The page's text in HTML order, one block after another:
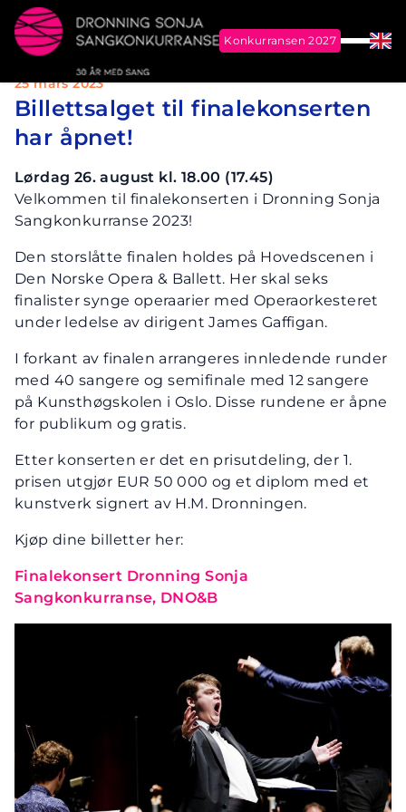
Dronning Sonja Sangkonkurranse
Konkurransen 2027
Meny
25 mars 2023
Billettsalget til finalekonserten
har åpnet!
Lørdag 26. august kl. 18.00 (17.45)
Velkommen til finalekonserten i Dronning Sonja
Sangkonkurranse 2023!
Den storslåtte finalen holdes på Hovedscenen i
Den Norske Opera & Ballett. Her skal seks
finalister synge operaarier med Operaorkesteret
under ledelse av dirigent James Gaffigan.
I forkant av finalen arrangeres innledende runder
med 40 sangere og semifinale med 12 sangere
på Kunsthøgskolen i Oslo. Disse rundene er åpne
for publikum og gratis.
Etter konserten er det en prisutdeling, der 1.
prisen utgjør EUR 50 000 og et diplom med et
kunstverk signert av H.M. Dronningen.
Kjøp dine billetter her:
Finalekonsert Dronning Sonja
Sangkonkurranse, DNO&B